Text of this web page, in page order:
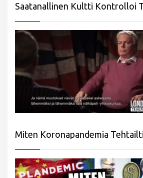
Saatanallinen Kultti Kontrolloi
Miten Koronapandemia